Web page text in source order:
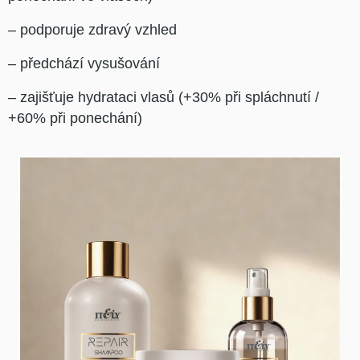
– podporuje zdravý vzhled
– předchází vysušování
– zajišťuje hydrataci vlasů (+30% při spláchnutí /
+60% při ponechání)